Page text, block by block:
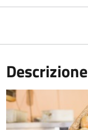
Descrizione